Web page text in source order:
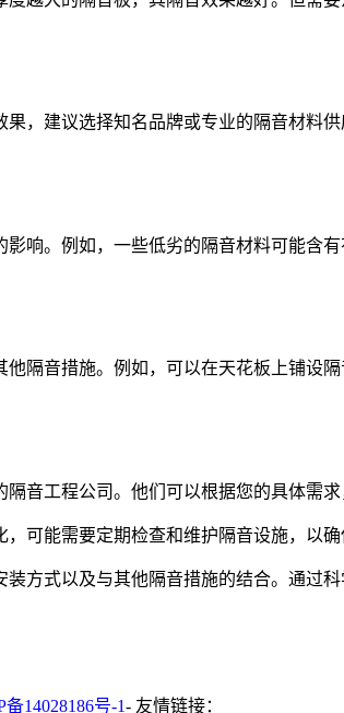
，建议选择知名品牌或专业的隔音材料
响。例如，一些低劣的隔音材料可能含
隔音措施。例如，可以在天花板上铺设
音工程公司。他们可以根据您的具体需
可能需要定期检查和维护隔音设施，以确
方式以及与其他隔音措施的结合。通过
备14028186号-1- 友情链接：